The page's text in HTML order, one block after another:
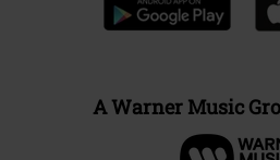
A Warner Music